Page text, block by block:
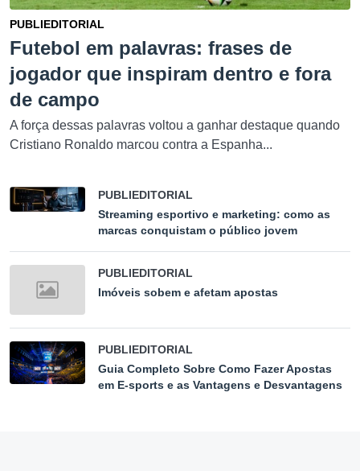
PUBLIEDITORIAL
Futebol em palavras: frases de
jogador que inspiram dentro e fora
de campo
A força dessas palavras voltou a ganhar destaque quando
Cristiano Ronaldo marcou contra a Espanha...
PUBLIEDITORIAL
Streaming esportivo e marketing: como as
marcas conquistam o público jovem
PUBLIEDITORIAL
Imóveis sobem e afetam apostas
PUBLIEDITORIAL
Guia Completo Sobre Como Fazer Apostas
em E-sports e as Vantagens e Desvantagens